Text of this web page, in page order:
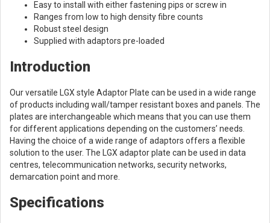
Easy to install with either fastening pips or screw in
Ranges from low to high density fibre counts
Robust steel design
Supplied with adaptors pre-loaded
Introduction
Our versatile LGX style Adaptor Plate can be used in a wide range
of products including wall/tamper resistant boxes and panels. The
plates are interchangeable which means that you can use them
for different applications depending on the customers’ needs.
Having the choice of a wide range of adaptors offers a flexible
solution to the user. The LGX adaptor plate can be used in data
centres, telecommunication networks, security networks,
demarcation point and more.
Specifications